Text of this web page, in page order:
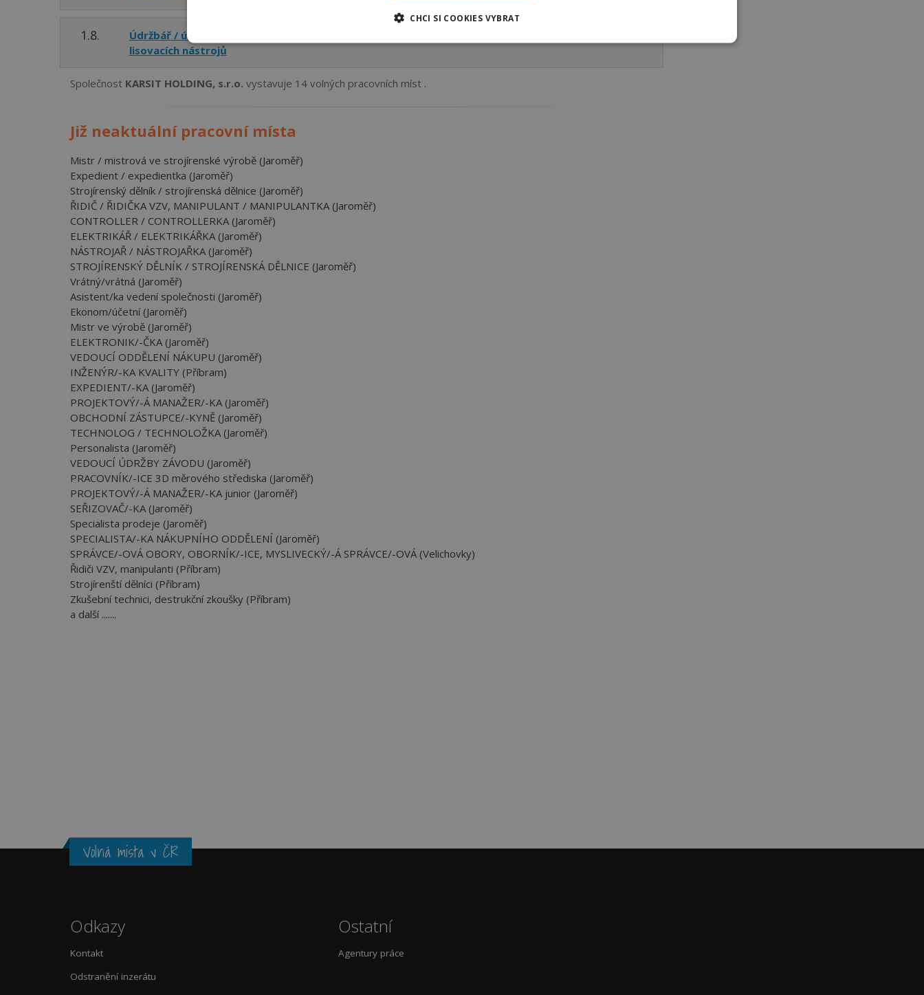
1.8.
Údržbář / údržbářka
lisovacích nástrojů
Společnost KARSIT HOLDING, s.r.o. vystavuje 14 volných pracovních míst .
Již neaktuální pracovní místa
Mistr / mistrová ve strojírenské výrobě (Jaroměř)
Expedient / expedientka (Jaroměř)
Strojírenský dělník / strojírenská dělnice (Jaroměř)
ŘIDIČ / ŘIDIČKA VZV, MANIPULANT / MANIPULANTKA (Jaroměř)
CONTROLLER / CONTROLLERKA (Jaroměř)
ELEKTRIKÁŘ / ELEKTRIKÁŘKA (Jaroměř)
NÁSTROJAŘ / NÁSTROJAŘKA (Jaroměř)
STROJÍRENSKÝ DĚLNÍK / STROJÍRENSKÁ DĚLNICE (Jaroměř)
Vrátný/vrátná (Jaroměř)
Asistent/ka vedení společnosti (Jaroměř)
Ekonom/účetní (Jaroměř)
Mistr ve výrobě (Jaroměř)
ELEKTRONIK/-ČKA (Jaroměř)
VEDOUCÍ ODDĚLENÍ NÁKUPU (Jaroměř)
INŽENÝR/-KA KVALITY (Příbram)
EXPEDIENT/-KA (Jaroměř)
PROJEKTOVÝ/-Á MANAŽER/-KA (Jaroměř)
OBCHODNÍ ZÁSTUPCE/-KYNĚ (Jaroměř)
TECHNOLOG / TECHNOLOŽKA (Jaroměř)
Personalista (Jaroměř)
VEDOUCÍ ÚDRŽBY ZÁVODU (Jaroměř)
PRACOVNÍK/-ICE 3D měrového střediska (Jaroměř)
PROJEKTOVÝ/-Á MANAŽER/-KA junior (Jaroměř)
SEŘIZOVAČ/-KA (Jaroměř)
Specialista prodeje (Jaroměř)
SPECIALISTA/-KA NÁKUPNÍHO ODDĚLENÍ (Jaroměř)
SPRÁVCE/-OVÁ OBORY, OBORNÍK/-ICE, MYSLIVECKÝ/-Á SPRÁVCE/-OVÁ (Velichovky)
Řidiči VZV, manipulanti (Příbram)
Strojírenští dělníci (Příbram)
Zkušební technici, destrukční zkoušky (Příbram)
a další .......
Volná místa v ČR
Odkazy
Kontakt
Odstranění inzerátu
Ostatní
Agentury práce
CHCI SI COOKIES VYBRAT